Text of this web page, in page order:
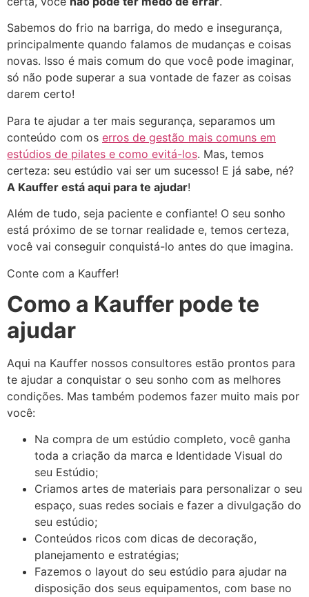
Sabemos do frio na barriga, do medo e insegurança,
principalmente quando falamos de mudanças e coisas
novas. Isso é mais comum do que você pode imaginar,
só não pode superar a sua vontade de fazer as coisas
darem certo!
Para te ajudar a ter mais segurança, separamos um
conteúdo com os erros de gestão mais comuns em
estúdios de pilates e como evitá-los. Mas, temos
certeza: seu estúdio vai ser um sucesso! E já sabe, né?
A Kauffer está aqui para te ajudar!
Além de tudo, seja paciente e confiante! O seu sonho
está próximo de se tornar realidade e, temos certeza,
você vai conseguir conquistá-lo antes do que imagina.
Conte com a Kauffer!
Como a Kauffer pode te
ajudar
Aqui na Kauffer nossos consultores estão prontos para
te ajudar a conquistar o seu sonho com as melhores
condições. Mas também podemos fazer muito mais por
você:
Na compra de um estúdio completo, você ganha
toda a criação da marca e Identidade Visual do
seu Estúdio;
Criamos artes de materiais para personalizar o seu
espaço, suas redes sociais e fazer a divulgação do
seu estúdio;
Conteúdos ricos com dicas de decoração,
planejamento e estratégias;
Fazemos o layout do seu estúdio para ajudar na
disposição dos seus equipamentos, com base no